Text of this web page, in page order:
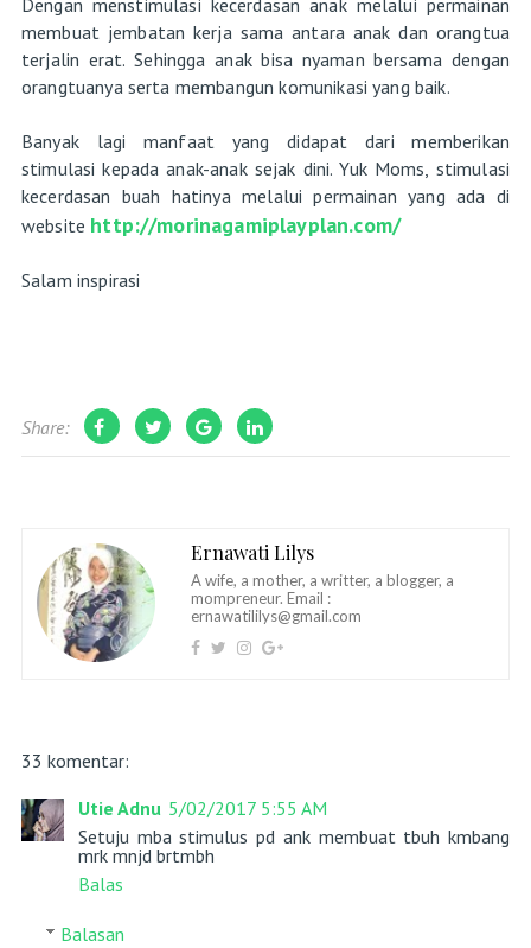
membuat jembatan kerja sama antara anak dan orangtua
terjalin erat. Sehingga anak bisa nyaman bersama dengan
orangtuanya serta membangun komunikasi yang baik.
Banyak lagi manfaat yang didapat dari memberikan
stimulasi kepada anak-anak sejak dini. Yuk Moms, stimulasi
kecerdasan buah hatinya melalui permainan yang ada di
website http://morinagamiplayplan.com/
Salam inspirasi
Share:
Ernawati Lilys
A wife, a mother, a writter, a blogger, a
mompreneur. Email :
ernawatililys@gmail.com
33 komentar:
Utie Adnu 5/02/2017 5:55 AM
Setuju mba stimulus pd ank membuat tbuh kmbang
mrk mnjd brtmbh
Balas
Balasan